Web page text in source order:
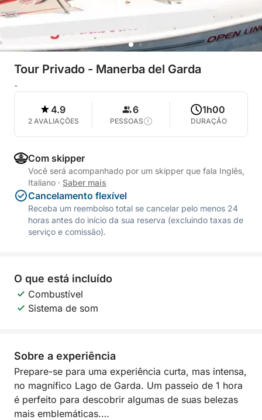
Tour Privado - Manerba del Garda
-
4.9
2 AVALIAÇÕES
6
PESSOAS
1h00
DURAÇÃO
Com skipper
Você será acompanhado por um skipper que fala Inglês,
Italiano · Saber mais
Cancelamento flexível
Receba um reembolso total se cancelar pelo menos 24
horas antes do início da sua reserva (excluindo taxas de
serviço e comissão).
O que está incluído
Combustível
Sistema de som
Sobre a experiência
Prepare-se para uma experiência curta, mas intensa,
no magnífico Lago de Garda. Um passeio de 1 hora
é perfeito para descobrir algumas de suas belezas
mais emblemáticas.